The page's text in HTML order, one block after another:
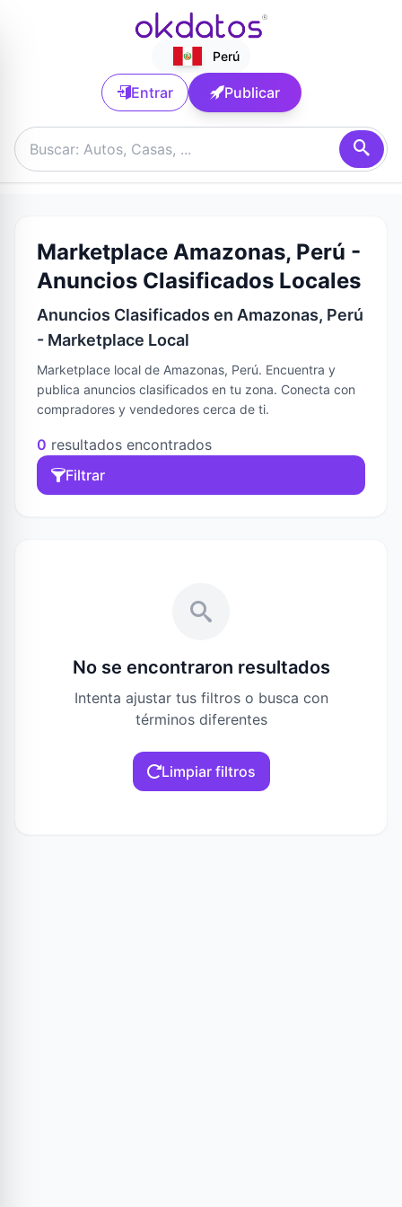
Perú
Entrar Publicar
Marketplace Amazonas, Perú -
Anuncios Clasificados Locales
Anuncios Clasificados en Amazonas, Perú
- Marketplace Local
Marketplace local de Amazonas, Perú. Encuentra y
publica anuncios clasificados en tu zona. Conecta con
compradores y vendedores cerca de ti.
0 resultados encontrados
Filtrar
No se encontraron resultados
Intenta ajustar tus filtros o busca con
términos diferentes
Limpiar filtros